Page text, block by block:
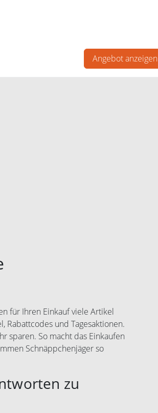
Angebot anzeigen
für Ihren Einkauf viele Artikel
und Tagesaktionen.
sparen. So macht das Einkaufen
Schnäppchenjäger so
zu